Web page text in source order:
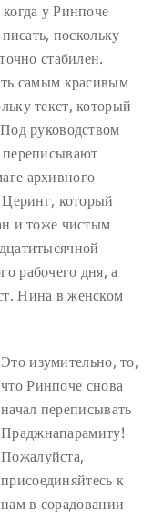
у Ринпоче
поскольку
стабилен.
самым красивым
текст, который
руководством
переписывают
архивного
который
и тоже чистым
рабочего дня, а
Нина в женском
Это изумительно, то,
что Ринпоче снова
начал переписывать
Праджнапарамиту!
Пожалуйста,
присоединяйтесь к
нам в сорадовании